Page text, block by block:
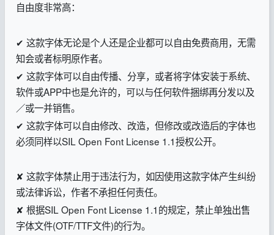
自由度非常高：
✔ 这款字体无论是个人还是企业都可以自由免费商用，无需
知会或者标明原作者。
✔ 这款字体可以自由传播、分享，或者将字体安装于系统、
软件或APP中也是允许的，可以与任何软件捆绑再分发以及
／或一并销售。
✔ 这款字体可以自由修改、改造，但修改或改造后的字体也
必须同样以SIL Open Font License 1.1授权公开。
✘ 这款字体禁止用于违法行为，如因使用这款字体产生纠纷
或法律诉讼，作者不承担任何责任。
✘ 根据SIL Open Font License 1.1的规定，禁止单独出售
字体文件(OTF/TTF文件)的行为。